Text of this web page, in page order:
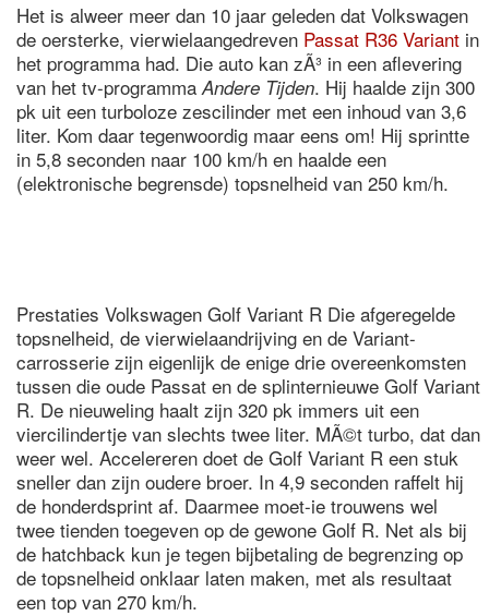
Het is alweer meer dan 10 jaar geleden dat Volkswagen
de oersterke, vierwielaangedreven Passat R36 Variant in
het programma had. Die auto kan zÃ³ in een aflevering
van het tv-programmaAndere Tijden. Hij haalde zijn 300
pk uit een turboloze zescilinder met een inhoud van 3,6
liter. Kom daar tegenwoordig maar eens om! Hij sprintte
in 5,8 seconden naar 100 km/h en haalde een
(elektronische begrensde) topsnelheid van 250 km/h.
Prestaties Volkswagen Golf Variant R Die afgeregelde
topsnelheid, de vierwielaandrijving en de Variant-
carrosserie zijn eigenlijk de enige drie overeenkomsten
tussen die oude Passat en de splinternieuwe Golf Variant
R. De nieuweling haalt zijn 320 pk immers uit een
viercilindertje van slechts twee liter. MÃ©t turbo, dat dan
weer wel. Accelereren doet de Golf Variant R een stuk
sneller dan zijn oudere broer. In 4,9 seconden raffelt hij
de honderdsprint af. Daarmee moet-ie trouwens wel
twee tienden toegeven op de gewone Golf R. Net als bij
de hatchback kun je tegen bijbetaling de begrenzing op
de topsnelheid onklaar laten maken, met als resultaat
een top van 270 km/h.